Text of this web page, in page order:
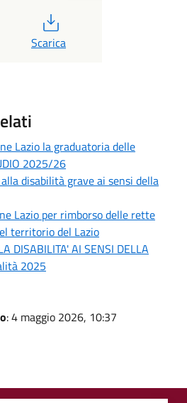
Scarica
Lazio la graduatoria delle
2025/26
disabilità grave ai sensi della
Lazio per rimborso delle rette
territorio del Lazio
DISABILITA' AI SENSI DELLA
2025
: 4 maggio 2026, 10:37